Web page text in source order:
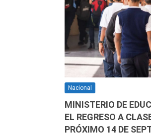
Nacional
MINISTERIO DE
EL REGRESO A
PRÓXIMO 14 DE